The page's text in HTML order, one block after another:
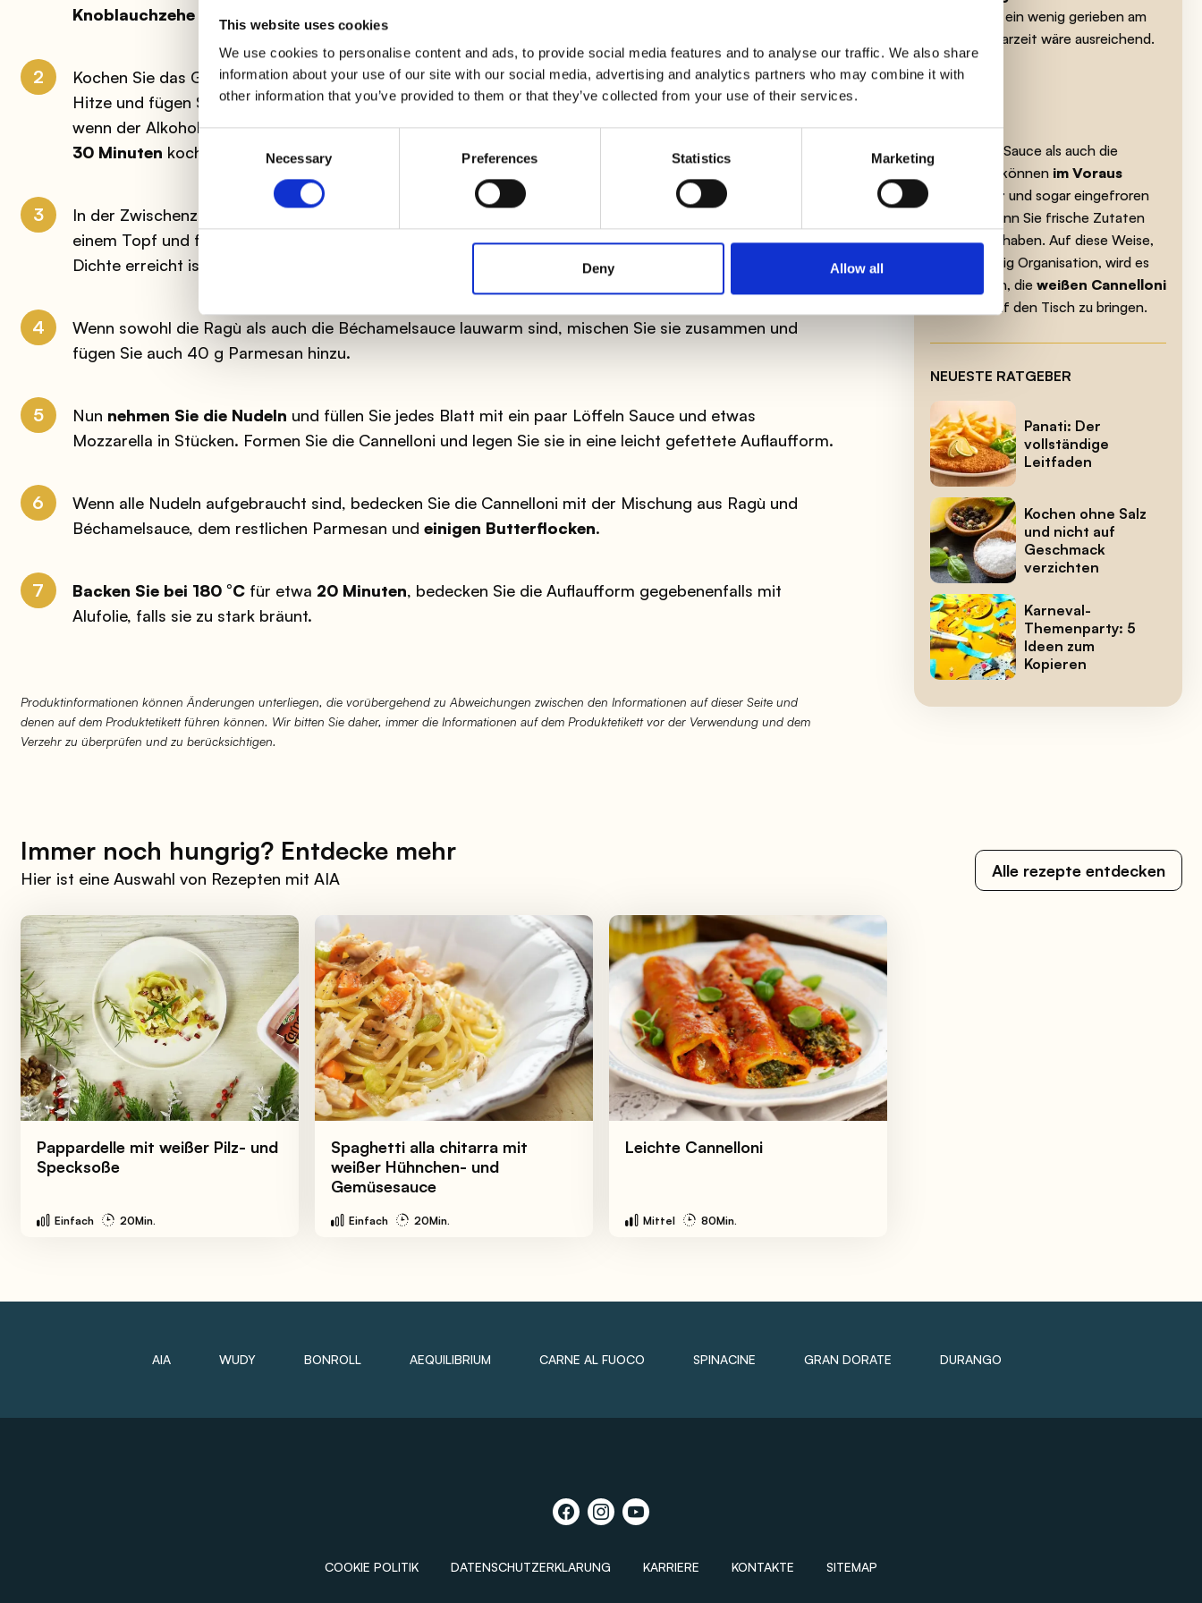
This website uses cookies
We use cookies to personalise content and ads, to provide social media features and to analyse our traffic. We also share
information about your use of our site with our social media, advertising and analytics partners who may combine it with
other information that you’ve provided to them or that they’ve collected from your use of their services.
Consent
Necessary Preferences Statistics Marketing
Deny Allow all
Knoblauchzeheund etwas Öl an.
2 Kochen Sie das Gemüse füreinige Minutenbei niedriger Hitze. Wenn es weich ist, erhöhen Sie die
Hitze und fügen Sie das Fleisch hinzu. Braten Sie es an, löschen Sie es mit demWeißweinab und,
wenn der Alkohol verdampft ist, decken Sie es ab. Lassen Sie die Sauce bei niedriger Hitze für etwa
30 Minuten kochen und würzen Sie sie am Ende mit Salz und Pfeffer.
3 In der Zwischenzeit bereiten Sie die Béchamelsauce
vor. Rösten Sie das Mehl mit der Butter in
einem Topf und fügen Sie unter ständigem Rühren die Milch hinzu, kochen Sie es, bis die gewünschte
Dichte erreicht ist.
und lassen Sie es abkühlen.
4
Wenn sowohl die Ragù als auch die Béchamelsauce lauwarm sind, mischen Sie sie zusammen und
fügen Sie auch 40 g Parmesan hinzu.
5 Nun nehmen Sie die Nudeln und füllen Sie jedes Blatt mit ein paar Löffeln Sauce und etwas
Mozzarella in Stücken. Formen Sie die Cannelloni und legen Sie sie in eine leicht gefettete Auflaufform.
6
Wenn alle Nudeln aufgebraucht sind, bedecken Sie die Cannelloni mit der Mischung aus Ragù und
Béchamelsauce, dem restlichen Parmesan und einigen Butterflocken.
7 Backen Sie bei 180 °C für etwa 20 Minuten, bedecken Sie die Auflaufform gegebenenfalls mit
Alufolie, falls sie zu stark bräunt.
Produktinformationen können Änderungen unterliegen, die vorübergehend zu Abweichungen zwischen den Informationen auf dieser Seite und
denen auf dem Produktetikett führen können. Wir bitten Sie daher, immer die Informationen auf dem Produktetikett vor der Verwendung und dem
Verzehr zu überprüfen und zu berücksichtigen.
zubereiten, ein wenig gerieben am
Ende der Garzeit wäre ausreichend.
Sowohl die Sauce als auch die
Cannelloni können im Voraus
zubereitet und sogar eingefroren
werden, wenn Sie frische Zutaten
verwendet haben. Auf diese Weise,
mit ein wenig Organisation, wird es
einfach sein, die weißen Cannelloni
jederzeit auf den Tisch zu bringen.
NEUESTE RATGEBER
Panati: Der
vollständige
Leitfaden
Kochen ohne Salz
und nicht auf
Geschmack
verzichten
Karneval-
Themenparty: 5
Ideen zum
Kopieren
Immer noch hungrig? Entdecke mehr
Hier ist eine Auswahl von Rezepten mit AIA Alle rezepte entdecken
Pappardelle mit weißer Pilz- und
Specksoße
Einfach 20Min.
Spaghetti alla chitarra mit
weißer Hühnchen- und
Gemüsesauce
Einfach 20Min.
Leichte Cannelloni
Mittel 80Min.
AIA WUDY BONROLL AEQUILIBRIUM CARNE AL FUOCO SPINACINE GRAN DORATE DURANGO
COOKIE POLITIK DATENSCHUTZERKLARUNG KARRIERE KONTAKTE SITEMAP